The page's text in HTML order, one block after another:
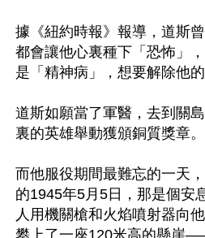
據《紐約時報》報導，道斯
都會讓他心裏種下「恐怖」
是「精神病」，想要解除他的
道斯如願當了軍醫，去到關
裏的英雄舉動獲頒銅質獎章。
而他服役期間最難忘的一天
的1945年5月5日，那是個安
人用機關槍和火焰噴射器向
攀上了一座120米高的懸崖